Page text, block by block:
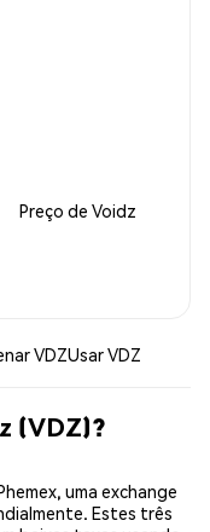
Preço de Voidz
VDZUsar VDZ
(VDZ)?
uma exchange
Estes três